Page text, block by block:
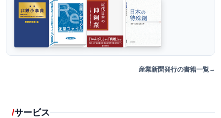
産業新聞発行の書籍一覧
サービス